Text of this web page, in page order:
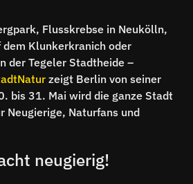
Flusskrebse in Neukölln,
dem Klunkerkranich oder
der Tegeler Stadtheide –
zeigt Berlin von seiner
bis 31. Mai wird die ganze Stadt
Neugierige, Naturfans und
neugierig!